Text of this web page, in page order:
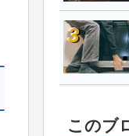
このブ